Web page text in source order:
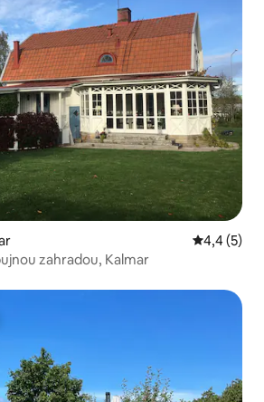
Průměrné
4,4 (5)
zahradou, Kalmar